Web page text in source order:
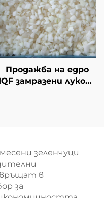
Продажба на едро
замразени лукови
зеленчуци
в
за